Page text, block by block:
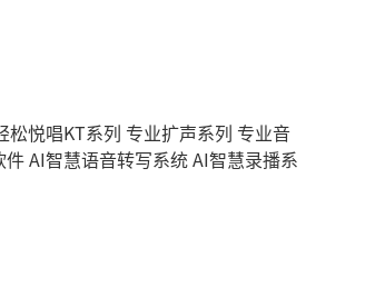
松悦唱KT系列 专业扩声系列 专业音
件AI智慧语音转写系统AI智慧录播系